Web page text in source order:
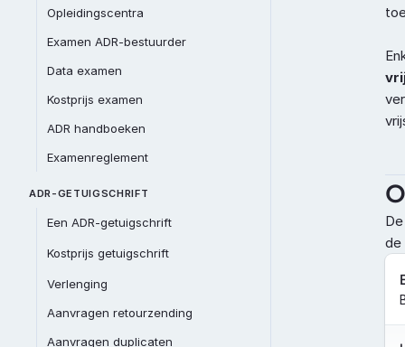
Opleidingscentra
Examen ADR-bestuurder
Data examen
Kostprijs examen
ADR handboeken
Examenreglement
ADR-GETUIGSCHRIFT
Een ADR-getuigschrift
Kostprijs getuigschrift
Verlenging
Aanvragen retourzending
Aanvragen duplicaten
de